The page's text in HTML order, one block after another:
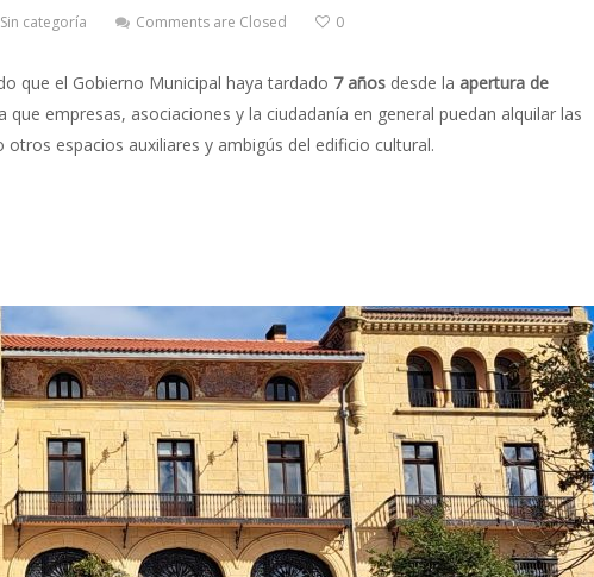
Sin categoría Comments are Closed 0
que el Gobierno Municipal haya tardado 7 años desde la apertura de
que empresas, asociaciones y la ciudadanía en general puedan alquilar las
espacios auxiliares y ambigús del edificio cultural.